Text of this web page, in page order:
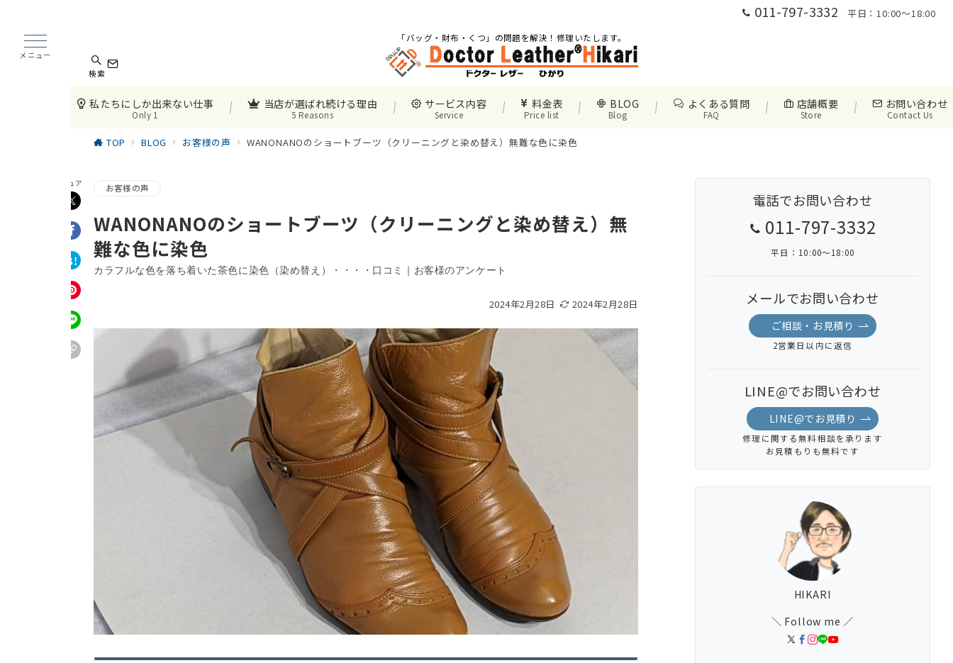
011-797-3332 平日：10:00〜18:00
「バッグ・財布・くつ」の問題を解決！修理いたします。
検索
私たちにしか出来ない仕事
Only 1
当店が選ばれ続ける理由
5 Reasons
サービス内容
Service
料金表
Price list
BLOG
Blog
よくある質問
FAQ
店舗概要
Store
お問い合わせ
Contact Us
TOP BLOG お客様の声 WANONANOのショートブーツ（クリーニングと染め替え）無難な色に染色
シュア お客様の声
WANONANOのショートブーツ（クリーニングと染め替え）無
難な色に染色
カラフルな色を落ち着いた茶色に染色（染め替え）・・・・口コミ｜お客様のアンケート
2024年2月28日 2024年2月28日
電話でお問い合わせ
011-797-3332
平日：10:00〜18:00
メールでお問い合わせ
ご相談・お見積り
2営業日以内に返信
LINE@でお問い合わせ
LINE@でお見積り
修理に関する無料相談を承ります
お見積もりも無料です
HIKARI
＼ Follow me ／
メニュー